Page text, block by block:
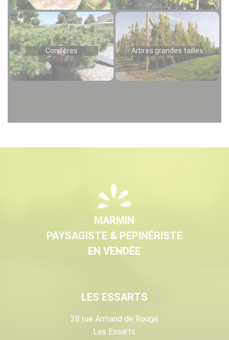
Conifères Arbres grandes tailles
MARMIN
PAYSAGISTE & PEPINÉRISTE
EN VENDÉE
LES ESSARTS
28 rue Armand de Rougé
Les Essarts